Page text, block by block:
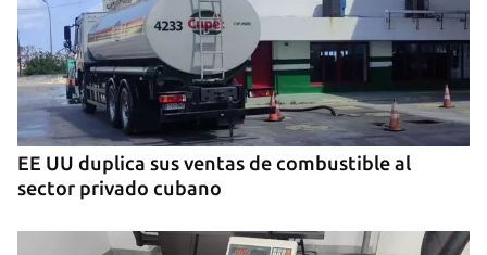
EE UU duplica sus ventas de combustible al
sector privado cubano